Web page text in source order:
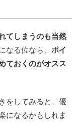
てしまうのも当然
なる位なら、 ポイ
ておくのがオスス
をしてみると、優
になるかもしれま